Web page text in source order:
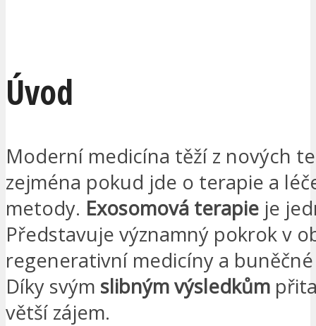
Úvod
Moderní medicína těží z nových
zejména pokud jde o terapie a
metody. Exosomová terapie je
Představuje významný pokrok v
regenerativní medicíny a
Díky svým slibným výsledkům
větší zájem.